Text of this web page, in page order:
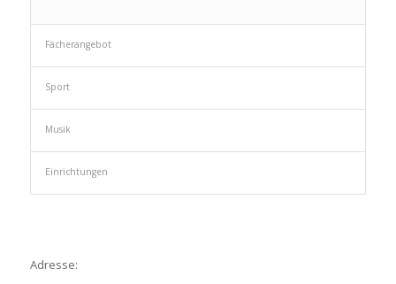
Fächerangebot
Sport
Musik
Einrichtungen
Adresse: